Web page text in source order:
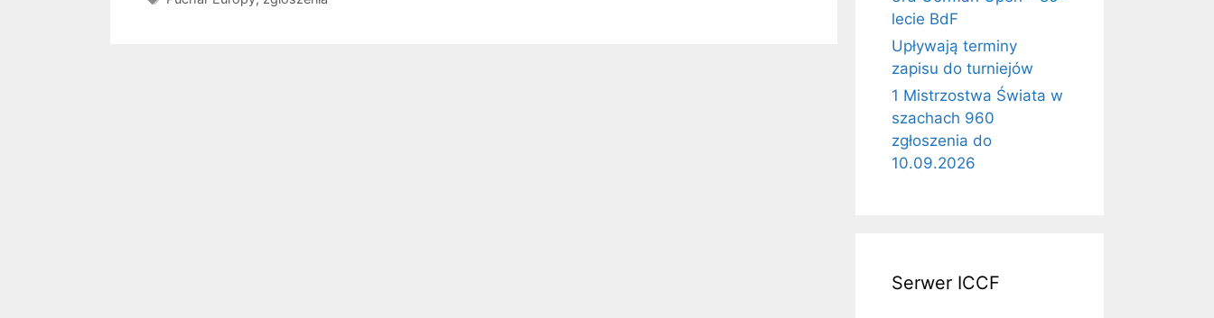
lecie BdF
Upływają terminy
zapisu do turniejów
1 Mistrzostwa Świata w
szachach 960
zgłoszenia do
10.09.2026
Serwer ICCF